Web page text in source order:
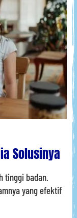
Solusinya
tinggi badan.
yang efektif